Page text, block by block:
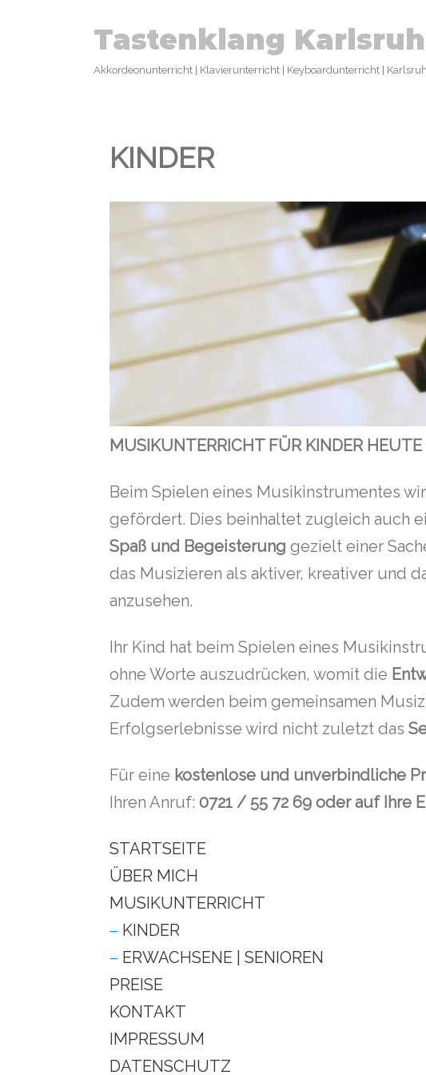
Tastenklang
Akkordeonunterricht | Klavierunterricht | Keyboardunterricht |
KINDER
MUSIKUNTERRICHT FÜR KINDER HEUTE
Beim Spielen eines Musikinstrumentes
gefördert. Dies beinhaltet zugleich auch
Spaß und Begeisterung gezielt einer
das Musizieren als aktiver, kreativer und
anzusehen.
Ihr Kind hat beim Spielen eines
ohne Worte auszudrücken, womit die
Zudem werden beim gemeinsamen
Erfolgserlebnisse wird nicht zuletzt das
Für eine kostenlose und unverbindliche
Ihren Anruf: 0721 / 55 72 69 oder auf Ihre
STARTSEITE
ÜBER MICH
MUSIKUNTERRICHT
– KINDER
– ERWACHSENE | SENIOREN
PREISE
KONTAKT
IMPRESSUM
DATENSCHUTZ